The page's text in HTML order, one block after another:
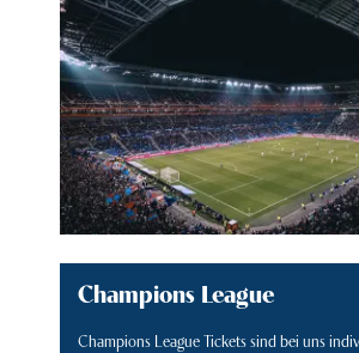
Champions League
Champions League Tickets sind bei uns